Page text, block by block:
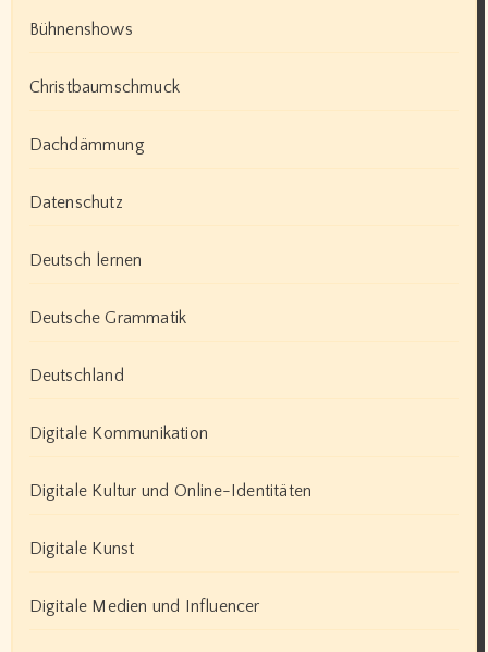
Bühnenshows
Christbaumschmuck
Dachdämmung
Datenschutz
Deutsch lernen
Deutsche Grammatik
Deutschland
Digitale Kommunikation
Digitale Kultur und Online-Identitäten
Digitale Kunst
Digitale Medien und Influencer